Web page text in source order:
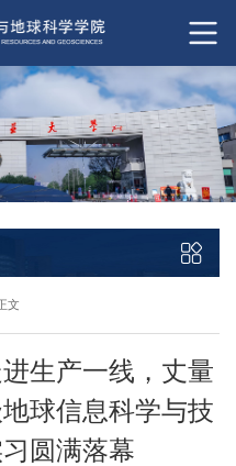
文
生产一线，丈量
球信息科学与技
圆满落幕